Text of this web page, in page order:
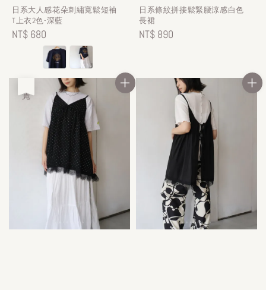
日系大人感花朵刺繡寬鬆短袖
T上衣2色-深藍
Regular
NT$ 680
日系條紋拼接鬆緊腰涼感白色
長裙
Regular
NT$ 890